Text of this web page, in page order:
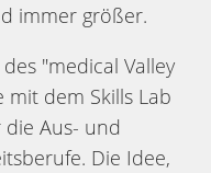
immer größer.
"medical Valley
mit dem Skills Lab
Aus- und
Die Idee,